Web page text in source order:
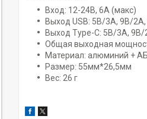
Вход: 12-24В, 6А (макс)
Выход USB: 5В/3А, 9В/
Выход Type-C: 5В/3А, 9В/
Общая выходная
Материал: алюминий +
Размер: 55мм*26,5мм
Вес: 26 г